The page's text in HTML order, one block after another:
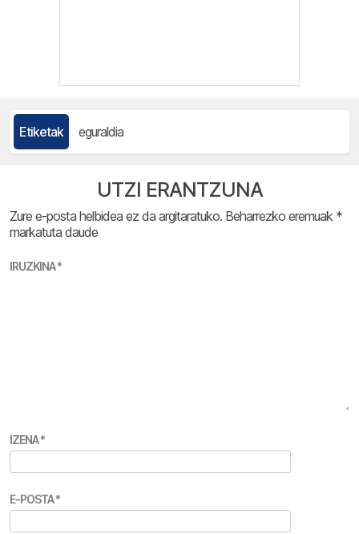
Etiketak eguraldia
UTZI ERANTZUNA
Zure e-posta helbidea ez da argitaratuko. Beharrezko eremuak *
markatuta daude
IRUZKINA*
IZENA*
E-POSTA*